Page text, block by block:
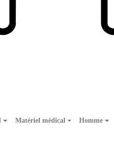
Matériel médical Homme